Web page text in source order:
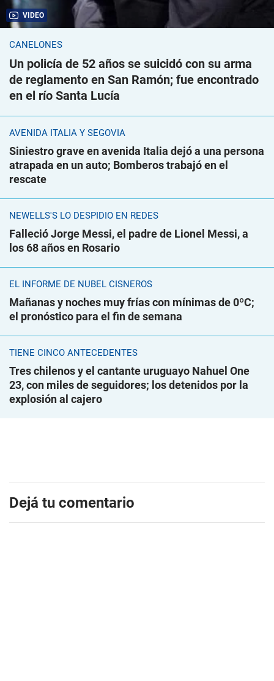
VIDEO
CANELONES
Un policía de 52 años se suicidó con su arma
de reglamento en San Ramón; fue encontrado
en el río Santa Lucía
AVENIDA ITALIA Y SEGOVIA
Siniestro grave en avenida Italia dejó a una persona
atrapada en un auto; Bomberos trabajó en el
rescate
NEWELLS'S LO DESPIDIÓ EN REDES
Falleció Jorge Messi, el padre de Lionel Messi, a
los 68 años en Rosario
EL INFORME DE NUBEL CISNEROS
Mañanas y noches muy frías con mínimas de 0ºC;
el pronóstico para el fin de semana
TIENE CINCO ANTECEDENTES
Tres chilenos y el cantante uruguayo Nahuel One
23, con miles de seguidores; los detenidos por la
explosión al cajero
Dejá tu comentario